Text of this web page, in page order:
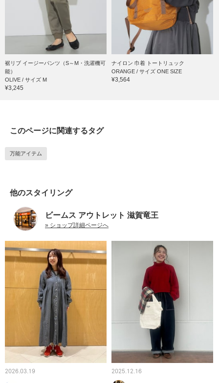
裾リブ イージーパンツ（S～M・洗濯機可
能）
OLIVE / サイズ M
¥3,245
ナイロン 巾着 トートリュック
ORANGE / サイズ ONE SIZE
¥3,564
このページに関連するタグ
万能アイテム
他のスタイリング
ビームス アウトレット 滋賀竜王
» ショップ詳細ページへ
2026.03.19 2025.12.16